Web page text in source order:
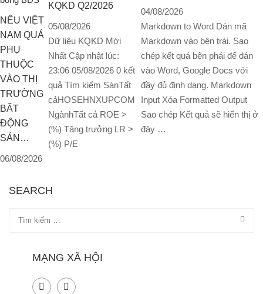
NẾU VIỆT
NAM QUÁ
PHỤ
THUỘC
VÀO THỊ
TRƯỜNG
BẤT
ĐỘNG
SẢN…
06/08/2026
KQKD Q2/2026
05/08/2026
Dữ liệu KQKD Mới
Nhất Cập nhật lúc:
23:06 05/08/2026 0 kết
quả Tìm kiếm SànTất
cảHOSEHNXUPCOM
NgànhTất cả ROE >
(%) Tăng trưởng LR >
(%) P/E
04/08/2026
Markdown to Word Dán mã
Markdown vào bên trái. Sao
chép kết quả bên phải để dán
vào Word, Google Docs với
đầy đủ định dạng. Markdown
Input Xóa Formatted Output
Sao chép Kết quả sẽ hiển thị ở
đây …
SEARCH
MẠNG XÃ HỘI